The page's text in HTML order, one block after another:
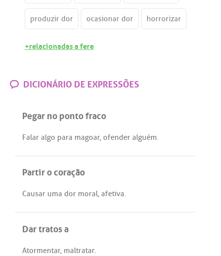
produzir dor ocasionar dor horrorizar
+relacionadas a fere
DICIONÁRIO DE EXPRESSÕES
Pegar no ponto fraco
Falar algo para magoar, ofender alguém.
Partir o coração
Causar uma dor moral, afetiva.
Dar tratos a
Atormentar, maltratar.